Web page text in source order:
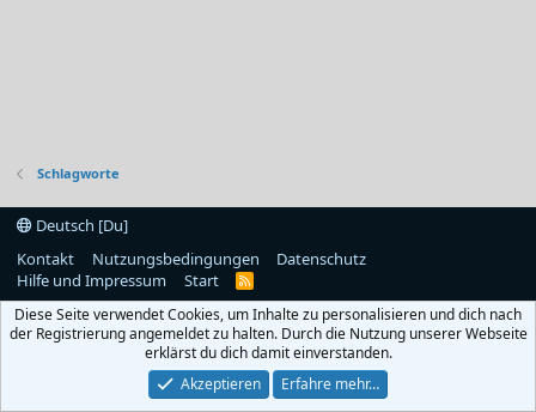
Schlagworte
Deutsch [Du]
Kontakt
Nutzungsbedingungen
Datenschutz
Hilfe und Impressum
Start
R
S
Diese Seite verwendet Cookies, um Inhalte zu personalisieren und dich nach
der Registrierung angemeldet zu halten. Durch die Nutzung unserer Webseite
erklärst du dich damit einverstanden.
Akzeptieren
Erfahre mehr…